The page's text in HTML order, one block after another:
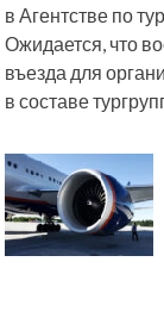
в Агентстве по
Ожидается, что
въезда для
в составе